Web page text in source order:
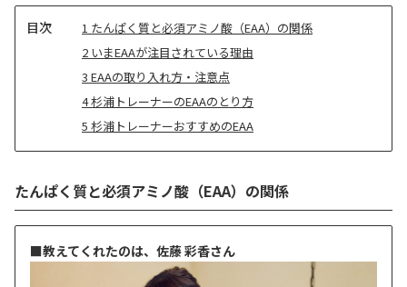
1 たんぱく質と必須アミノ酸（EAA）の関係
2 いまEAAが注目されている理由
3 EAAの取り入れ方・注意点
4杉浦トレーナーのEAAのとり方
5 杉浦トレーナーおすすめのEAA
たんぱく質と必須アミノ酸（EAA）の関係
■教えてくれたのは、佐藤 彩香さん